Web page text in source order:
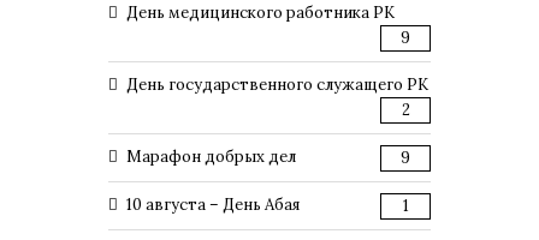
День медицинского работника РК
9
День государственного служащего РК
2
Марафон добрых дел 9
10 августа – День Абая 1